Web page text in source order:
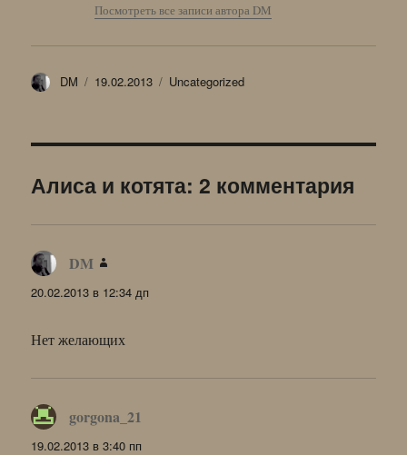
Посмотреть все записи автора DM
Автор
DM Опубликовано
19.02.2013 Рубрики
Uncategorized
Алиса и котята: 2 комментария
DM
20.02.2013 в 12:34 дп
Нет желающих
gorgona_21
19.02.2013 в 3:40 пп